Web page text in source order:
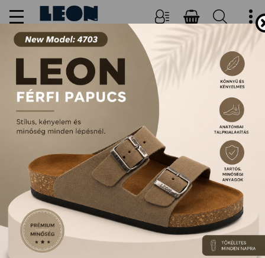
NŐI, FÉRFI PAPUCSOK ÉS
SZANDÁLOK